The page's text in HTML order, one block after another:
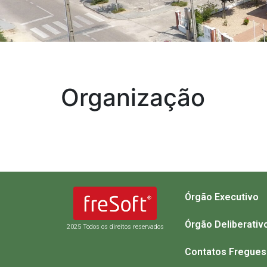
Organização
2025 Todos os direitos reservados
Órgão Executivo
Órgão
Contatos